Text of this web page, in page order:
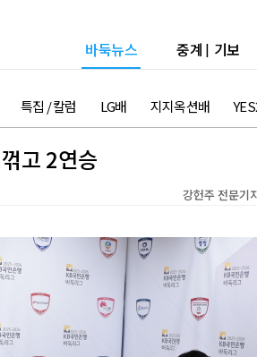
바둑뉴스 중계 | 기보
특집 / 칼럼 LG배 지지옥션배
고 2연승
강헌주 전문기